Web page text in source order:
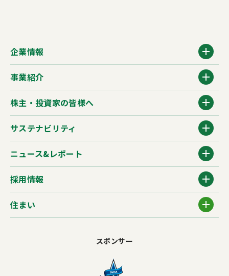
スポンサー
企業情報
事業紹介
株主・投資家の皆様へ
サステナビリティ
ニュース&レポート
採用情報
住まい